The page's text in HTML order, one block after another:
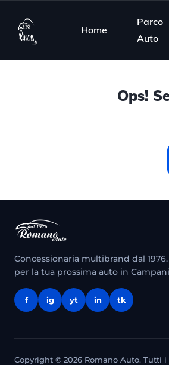
Home
Parco
Auto
Ops!
Concessionaria multibrand dal
per la tua prossima auto in
f ig yt in tk
Copyright © 2026 Romano Auto. Tutti